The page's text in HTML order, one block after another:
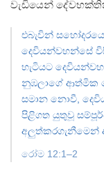
වැඩියෙන්
එබැවින්
දෙවියන්වහන්සේ
හැටියට
නුඹලාගේ ආත්මික
සමාන නොවී,
පිළිගත යුතුවූ
අලුත්කරගැනීමෙන්
රෝම 12:1–2